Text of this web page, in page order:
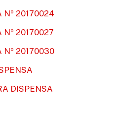
Nº 20170024
Nº 20170027
Nº 20170030
DISPENSA